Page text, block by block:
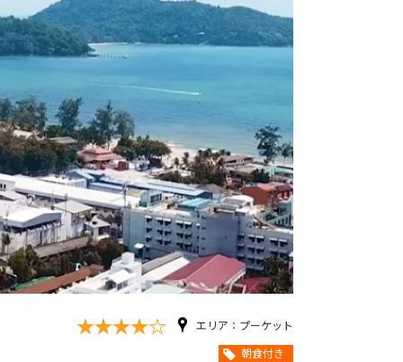
エリア：プーケット
朝食付き